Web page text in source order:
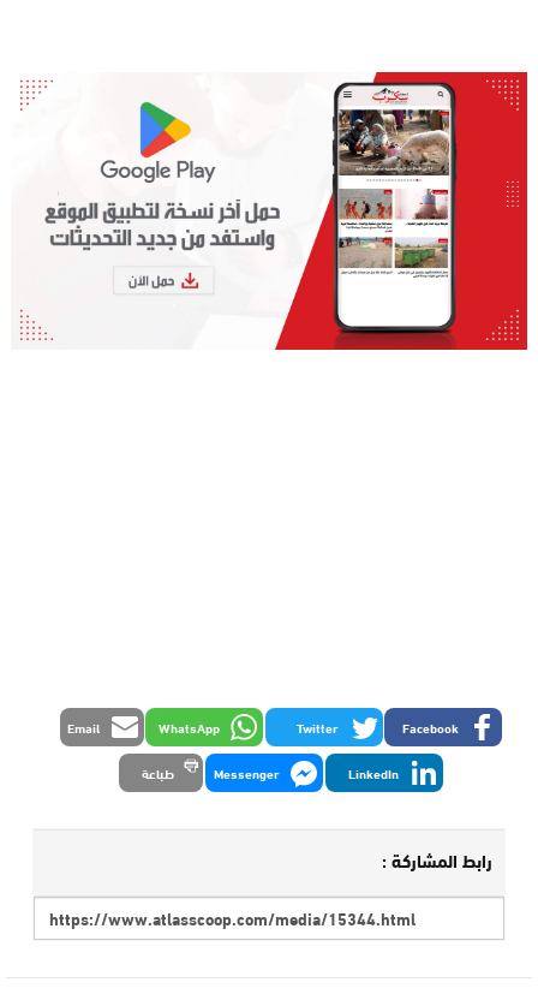
Facebook
Twitter
WhatsApp
Email
LinkedIn
Messenger طباعة
رابط المشاركة :